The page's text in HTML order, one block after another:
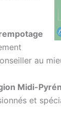
au
Midi-
et